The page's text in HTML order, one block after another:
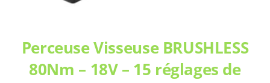
Perceuse Visseuse BRUSHLESS
80Nm – 18V – 15 réglages de